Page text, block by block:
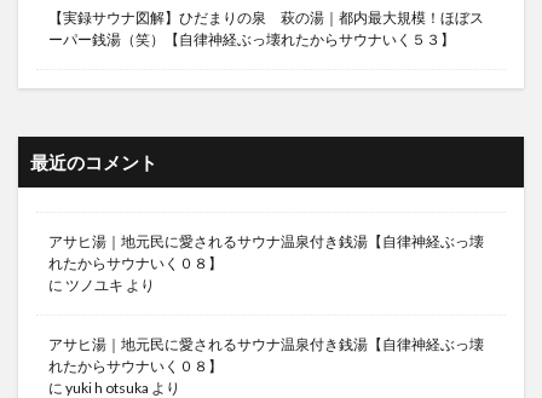
【実録サウナ図解】ひだまりの泉 萩の湯｜都内最大規模！ほぼス
ーパー銭湯（笑）【自律神経ぶっ壊れたからサウナいく５３】
最近のコメント
アサヒ湯｜地元民に愛されるサウナ温泉付き銭湯【自律神経ぶっ壊
れたからサウナいく０８】
に ツノユキ より
アサヒ湯｜地元民に愛されるサウナ温泉付き銭湯【自律神経ぶっ壊
れたからサウナいく０８】
に yuki h otsuka より